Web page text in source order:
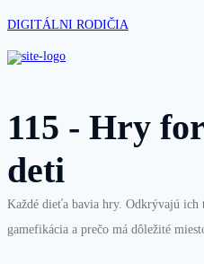
DIGITÁLNI RODIČIA
115 - Hry
deti
Každé dieťa bavia hry. Odkrývajú ich
gamefikácia a prečo má dôležité